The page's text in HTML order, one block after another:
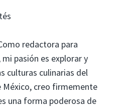
redactora para
pasión es explorar y
culturas culinarias del
México, creo firmemente
una forma poderosa de